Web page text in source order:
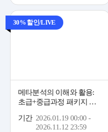
30% 할인/LIVE
메타분석의 이해와 활용:
초급+중급과정 패키지 이
기간 2026.01.19 00:00 -
2026.11.12 23:59